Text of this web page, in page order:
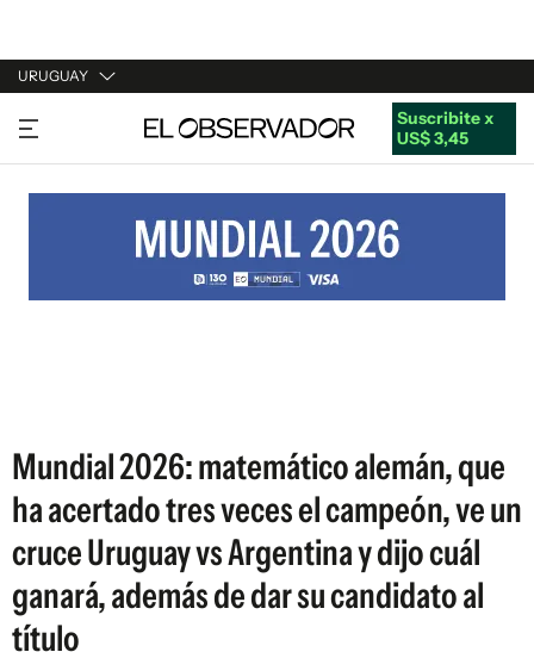
URUGUAY
URUGUAY
ARGENTINA
ESTADOS UNIDOS
Suscribite x
US$ 3,45
Mundial 2026: matemático alemán, que
ha acertado tres veces el campeón, ve un
cruce Uruguay vs Argentina y dijo cuál
ganará, además de dar su candidato al
título